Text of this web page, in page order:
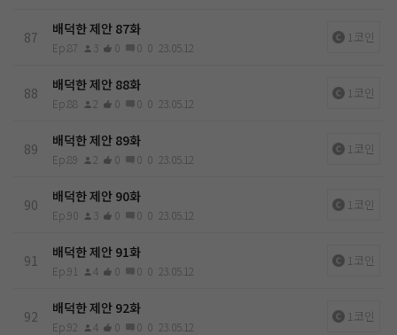
87 배덕한 제안 87화
Ep.87 3 0 0 0 23.05.12
1코인
88 배덕한 제안 88화
Ep.88 2 0 0 0 23.05.12
1코인
89 배덕한 제안 89화
Ep.89 2 0 0 0 23.05.12
1코인
90 배덕한 제안 90화
Ep.90 3 0 0 0 23.05.12
1코인
91 배덕한 제안 91화
Ep.91 4 0 0 0 23.05.12
1코인
92 배덕한 제안 92화
Ep.92 4 0 0 0 23.05.12
1코인